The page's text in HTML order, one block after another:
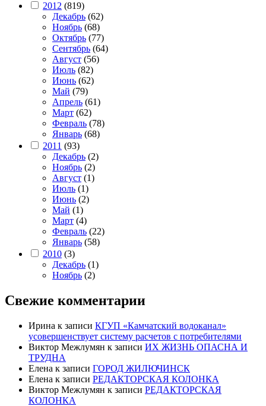
2012 (819)
Декабрь (62)
Ноябрь (68)
Октябрь (77)
Сентябрь (64)
Август (56)
Июль (82)
Июнь (62)
Май (79)
Апрель (61)
Март (62)
Февраль (78)
Январь (68)
2011 (93)
Декабрь (2)
Ноябрь (2)
Август (1)
Июль (1)
Июнь (2)
Май (1)
Март (4)
Февраль (22)
Январь (58)
2010 (3)
Декабрь (1)
Ноябрь (2)
Свежие комментарии
Ирина к записи КГУП «Камчатский водоканал»
усовершенствует систему расчетов с потребителями
Виктор Межлумян к записи ИХ ЖИЗНЬ ОПАСНА И
ТРУДНА
Елена к записи ГОРОД ЖИЛЮЧИНСК
Елена к записи РЕДАКТОРСКАЯ КОЛОНКА
Виктор Межлумян к записи РЕДАКТОРСКАЯ
КОЛОНКА